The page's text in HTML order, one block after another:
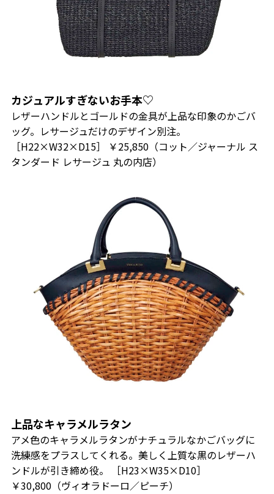
カジュアルすぎないお手本♡
レザーハンドルとゴールドの金具が上品な印象のかごバ
ッグ。レサージュだけのデザイン別注。
［H22×W32×D15］ ￥25,850（コット／ジャーナル ス
タンダード レサージュ 丸の内店）
上品なキャラメルラタン
アメ色のキャラメルラタンがナチュラルなかごバッグに
洗練感をプラスしてくれる。美しく上質な黒のレザーハ
ンドルが引き締め役。 ［H23×W35×D10］
￥30,800（ヴィオラドーロ／ピーチ）